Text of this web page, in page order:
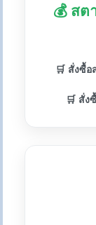
💰 สต
🛒 สั่งซื้อ
🛒 สั่ง